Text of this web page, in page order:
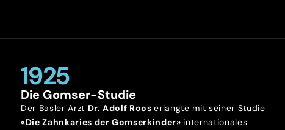
1925
Die Gomser-Studie
Der Basler Arzt Dr. Adolf Rooserlangte mit seiner Studie
«Die Zahnkaries der Gomserkinder» internationales